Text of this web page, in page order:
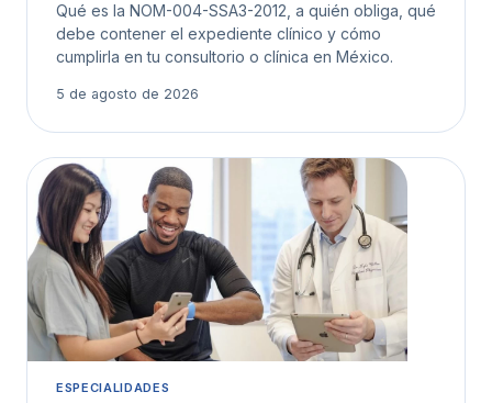
Qué es la NOM-004-SSA3-2012, a quién obliga, qué
debe contener el expediente clínico y cómo
cumplirla en tu consultorio o clínica en México.
5 de agosto de 2026
ESPECIALIDADES